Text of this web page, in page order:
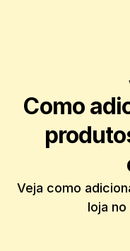
Como
Veja como
loja